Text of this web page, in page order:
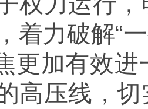
着力破解“
更加有效
高压线，